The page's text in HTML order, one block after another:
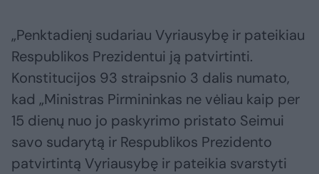
„Penktadienį sudariau Vyriausybę ir pateikiau
Respublikos Prezidentui ją patvirtinti.
Konstitucijos 93 straipsnio 3 dalis numato,
kad „Ministras Pirmininkas ne vėliau kaip per
15 dienų nuo jo paskyrimo pristato Seimui
savo sudarytą ir Respublikos Prezidento
patvirtintą Vyriausybę ir pateikia svarstyti